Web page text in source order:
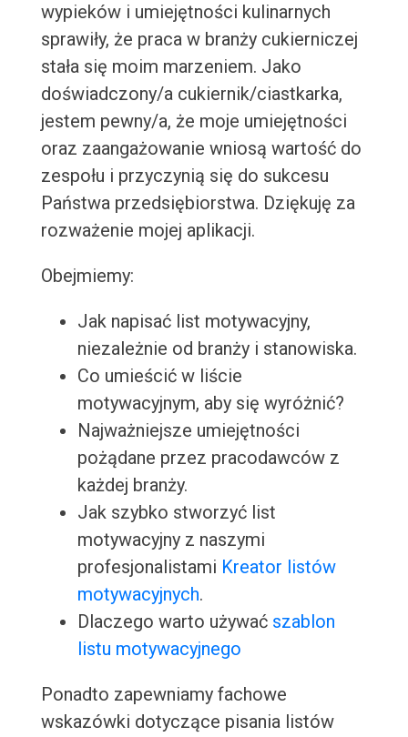
wypieków i umiejętności kulinarnych
sprawiły, że praca w branży cukierniczej
stała się moim marzeniem. Jako
doświadczony/a cukiernik/ciastkarka,
jestem pewny/a, że moje umiejętności
oraz zaangażowanie wniosą wartość do
zespołu i przyczynią się do sukcesu
Państwa przedsiębiorstwa. Dziękuję za
rozważenie mojej aplikacji.
Obejmiemy:
Jak napisać list motywacyjny,
niezależnie od branży i stanowiska.
Co umieścić w liście
motywacyjnym, aby się wyróżnić?
Najważniejsze umiejętności
pożądane przez pracodawców z
każdej branży.
Jak szybko stworzyć list
motywacyjny z naszymi
profesjonalistami Kreator listów
motywacyjnych.
Dlaczego warto używać szablon
listu motywacyjnego
Ponadto zapewniamy fachowe
wskazówki dotyczące pisania listów